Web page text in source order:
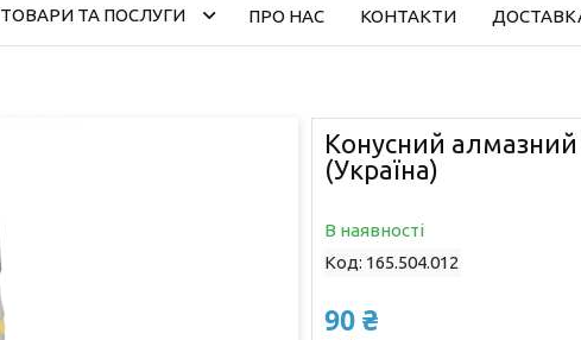
ТОВАРИ ТА ПОСЛУГИ ПРО НАС КОНТАКТИ
Конусний
(Україна)
В наявності
Код: 165.504.012
90 ₴